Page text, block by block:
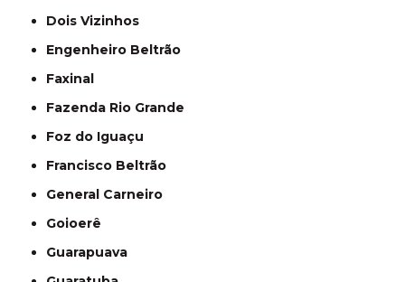
Dois Vizinhos
Engenheiro Beltrão
Faxinal
Fazenda Rio Grande
Foz do Iguaçu
Francisco Beltrão
General Carneiro
Goioerê
Guarapuava